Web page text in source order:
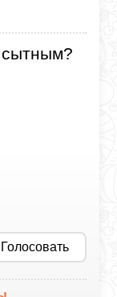
сытным?
Голосовать